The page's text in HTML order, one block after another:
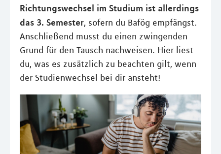
Richtungswechsel im Studium ist allerdings
das 3. Semester, sofern du Bafög empfängst.
Anschließend musst du einen zwingenden
Grund für den Tausch nachweisen. Hier liest
du, was es zusätzlich zu beachten gilt, wenn
der Studienwechsel bei dir ansteht!